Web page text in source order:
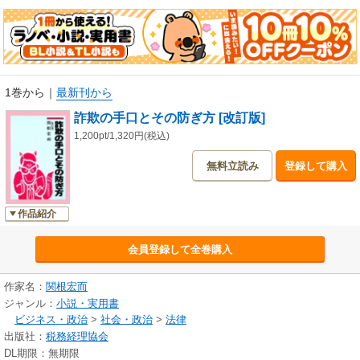
1巻から ｜ 最新刊から
作品紹介
詐欺の手口とその防ぎ方 [改訂版]
1,200pt/1,320円(税込)
無料立読み 登録して購入
会員登録して全巻購入
作家名： 関根宏而
ジャンル： 小説・実用書
ビジネス・政治 > 社会・政治 > 法律
出版社： 税務経理協会
DL期限：無期限